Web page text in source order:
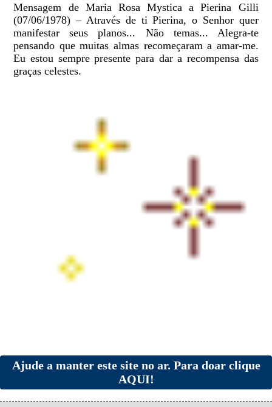
Mensagem de Maria Rosa Mystica a Pierina Gilli
(07/06/1978) – Através de ti Pierina, o Senhor quer
manifestar seus planos... Não temas... Alegra-te
pensando que muitas almas recomeçaram a amar-me.
Eu estou sempre presente para dar a recompensa das
graças celestes.
Ajude a manter este site no ar. Para doar clique
AQUI!